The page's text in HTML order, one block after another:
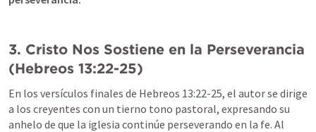
3. Cristo Nos Sostiene en la Perseverancia
(Hebreos 13:22-25)
En los versículos finales de Hebreos 13:22-25, el autor se dirige
a los creyentes con un tierno tono pastoral, expresando su
anhelo de que la iglesia continúe perseverando en la fe. Al